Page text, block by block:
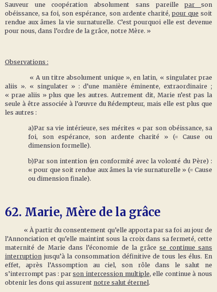
Sauveur une coopération absolument sans pareilleparson
obéissance, sa foi, son espérance, son ardente charité, pour que soit
rendue aux âmes la vie surnaturelle. C’est pourquoi elle est devenue
pour nous, dans l’ordre de la grâce, notre Mère. »
Observations :
« A un titre absolument unique », en latin, « singulater prae
aliis ». « singulater » : d’une manière éminente, extraordinaire ;
« prae aliis » plus que les autres. Autrement dit, Marie n’est pas la
seule à être associée à l’œuvre du Rédempteur, mais elle est plus que
les autres :
a)Par sa vie intérieure, ses mérites « par son obéissance, sa
foi, son espérance, son ardente charité » (= Cause ou
dimension formelle).
b)Par son intention (en conformité avec la volonté du Père) :
« pour que soit rendue aux âmes la vie surnaturelle » (= Cause
ou dimension finale).
62. Marie, Mère de la grâce
« À partir du consentement qu’elle apporta par sa foi au jour de
l’Annonciation et qu’elle maintint sous la croix dans sa fermeté, cette
maternité de Marie dans l’économie de la grâcese continue sans
interruption jusqu’à la consommation définitive de tous les élus. En
effet, après l’Assomption au ciel, son rôle dans le salut ne
s’interrompt pas : parson intercession multiple, elle continue à nous
obtenir les dons qui assurent notre salut éternel .